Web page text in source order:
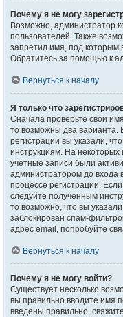
Почему я не могу
Возможно, администратор
пользователей. Также
запретил имя, под которым
Обратитесь за помощью к
Вернуться к началу
Я только что
Сначала проверьте свои
то возможны два варианта.
регистрации вы указали,
инструкциям. На
учётные записи были
администратором до входа
процессе регистрации.
следуйте полученным
то возможно, что вы
заблокирован спам-
адрес email, попробуйте
Вернуться к началу
Почему я не могу войти?
Существует несколько
вы правильно вводите имя
введены правильно,